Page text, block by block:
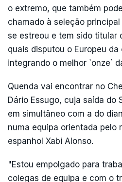
o extremo, que também
chamado à seleção
se estreou e tem sido titular
quais disputou o Europeu
integrando o melhor `onze`
Quenda vai encontrar no
Dário Essugo, cuja saída do
em simultâneo com a do
numa equipa orientada pelo
espanhol Xabi Alonso.
"Estou empolgado para
colegas de equipa e com o